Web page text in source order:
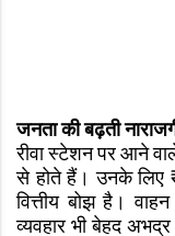
जनता की बढ़ती
रीवा स्टेशन पर आने वाले
से होते हैं। उनके लिए
वित्तीय बोझ है।
व्यवहार भी बेहद